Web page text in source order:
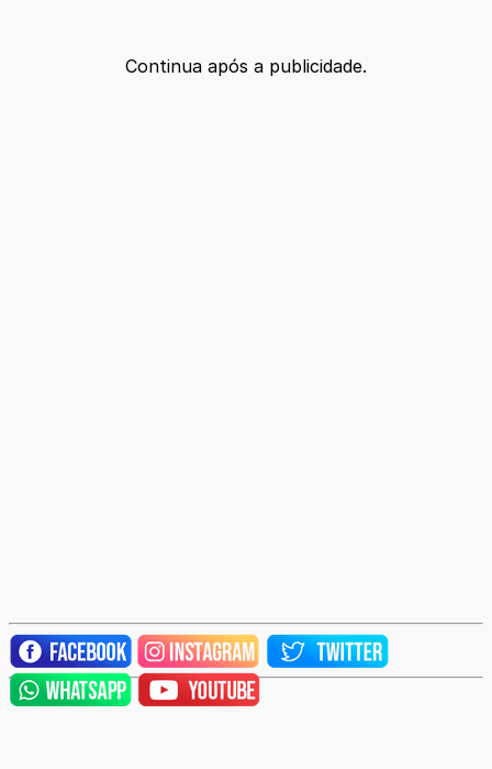
Continua após a publicidade.